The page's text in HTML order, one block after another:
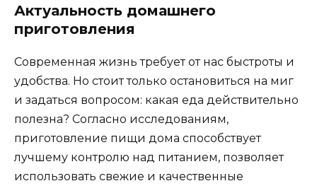
Актуальность домашнего
приготовления
Современная жизнь требует от нас быстроты и
удобства. Но стоит только остановиться на миг
и задаться вопросом: какая еда действительно
полезна? Согласно исследованиям,
приготовление пищи дома способствует
лучшему контролю над питанием, позволяет
использовать свежие и качественные